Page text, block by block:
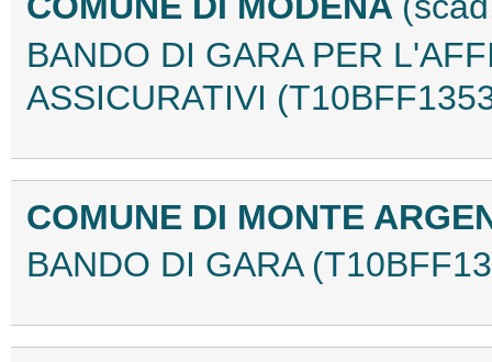
BANDO DI GARA PER
ASSICURATIVI
COMUNE DI MONTE
BANDO DI GARA